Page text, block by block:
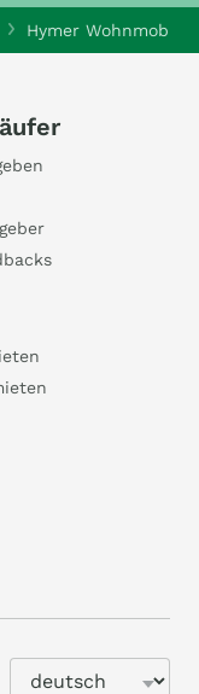
Hymer Wohnmobile